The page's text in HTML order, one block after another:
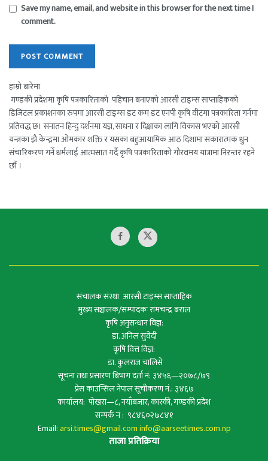
Save my name, email, and website in this browser for the next time I
comment.
हाम्रो बारेमा
गण्डकी प्रदेशमा कृषि पत्रकारिताको पहिचान बनाएको आरसी टाइम्स साप्ताहिकको
डिजिटल प्रकाशनका रुपमा आरसी टाइम्स डट कम डट एनपी कृषि वीटमा पत्रकारिता गर्नमा
प्रतिवद्ध छ। सनातन हिन्दु दर्शनमा यज्ञ, साधना र दिक्षाका लागि विकास भएको आरसी
यन्त्रका झै केन्द्रमा ओमकार शक्ति र यसका बहुआयामिक आठ दिशामा सकारात्मक धुन
संचारिकरण गर्ने धर्मलाई आत्मसात गर्दै कृषि पत्रकारिताको गौरवमय यात्रामा निरन्तर रहने
छौं ।
संचालक संस्था आरसी टाइम्स साप्ताहिक
मुख्य सञ्चालक/सम्पादकः रामचन्द्र बराल
कृषि अनुसन्धान विज्ञ:
डा. अनिल सुवेदी
कृषि वित्त विज्ञ:
डा. कुलराज चालिसे
सूचना तथा प्रसारण बिभाग दर्ता नं: ३४५६—२०७८/७९
प्रेस काउन्सिल नेपाल सूचीकरण नं.: ३४६७
कार्यालय: पोखरा—८, नयाँबजार, कास्की, गण्डकी प्रदेश
सम्पर्क नं : ९८४६०२७८४१
Email:arsi.times@gmail.cominfo@aarseetimes.com.np
ताजा प्रतिक्रिया